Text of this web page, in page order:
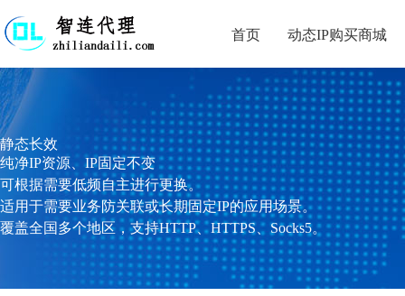
首页 动态IP购买商城
静态长效
纯净IP资源、IP固定不变
可根据需要低频自主进行更换。
适用于需要业务防关联或长期固定IP的应用场景。
覆盖全国多个地区，支持HTTP、HTTPS、Socks5。